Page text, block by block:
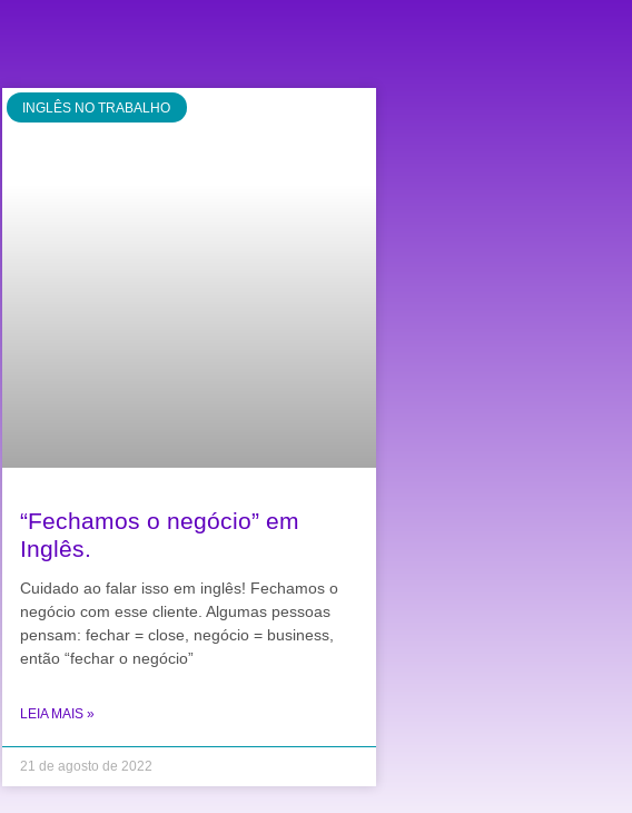
INGLÊS NO TRABALHO
“Fechamos o negócio” em
Inglês.
Cuidado ao falar isso em inglês! Fechamos o
negócio com esse cliente. Algumas pessoas
pensam: fechar = close, negócio = business,
então “fechar o negócio”
LEIA MAIS »
21 de agosto de 2022